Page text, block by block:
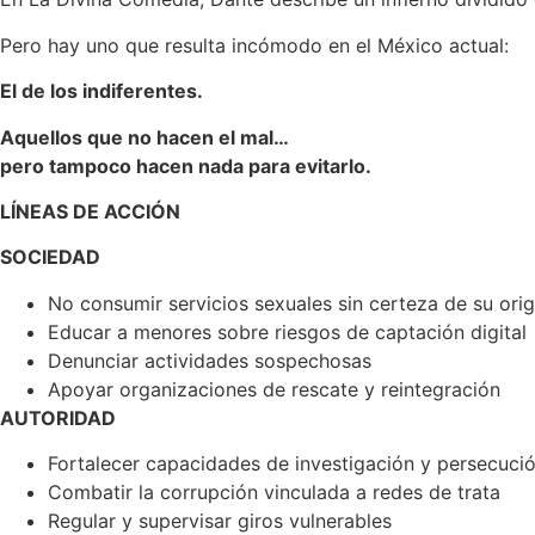
Pero hay uno que resulta incómodo en el México actual:
El de los indiferentes.
Aquellos que no hacen el mal…
pero tampoco hacen nada para evitarlo.
LÍNEAS DE ACCIÓN
SOCIEDAD
No consumir servicios sexuales sin certeza de su
Educar a menores sobre riesgos de captación digital
Denunciar actividades sospechosas
Apoyar organizaciones de rescate y reintegración
AUTORIDAD
Fortalecer capacidades de investigación y
Combatir la corrupción vinculada a redes de trata
Regular y supervisar giros vulnerables